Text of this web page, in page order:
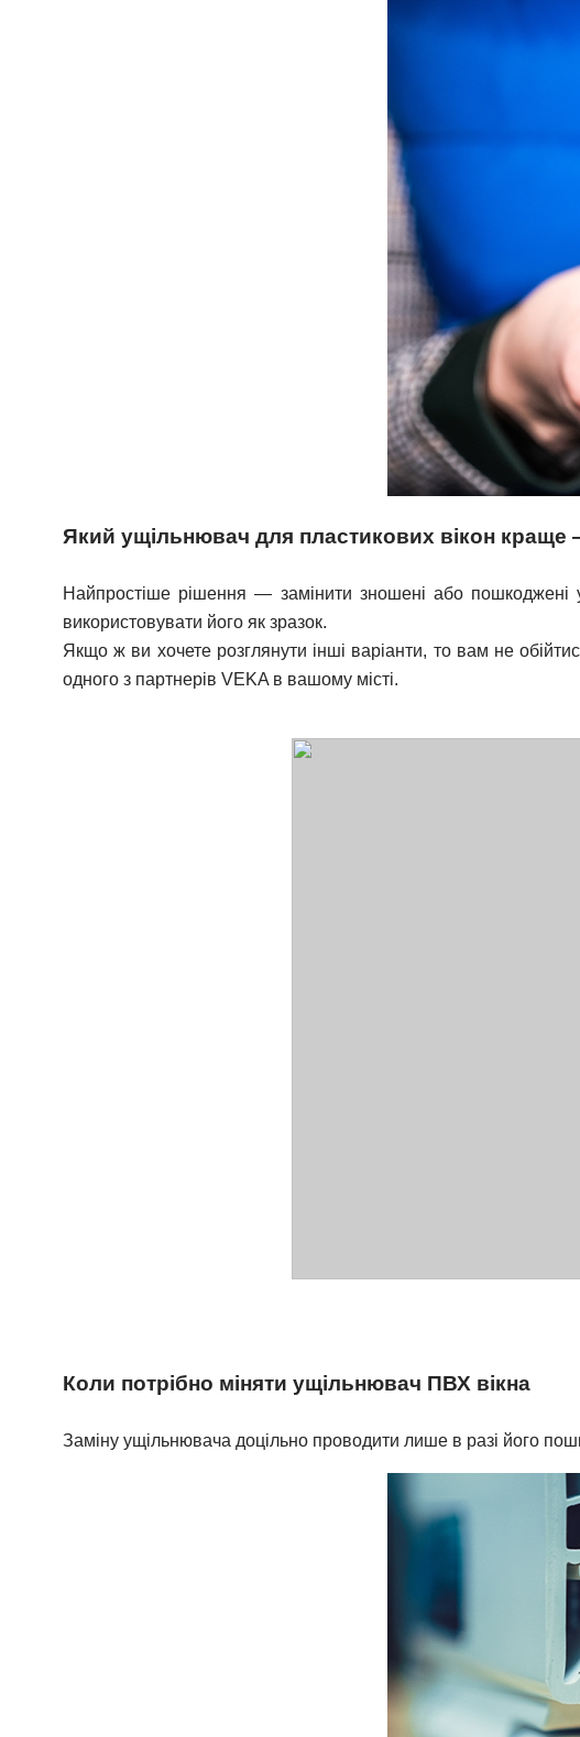
Який ущільнювач для пластикових вікон краще
Найпростіше рішення — замінити зношені або пошкоджені
використовувати його як зразок.
Якщо ж ви хочете розглянути інші варіанти, то вам не
одного з партнерів VEKA в вашому місті.
Коли потрібно міняти ущільнювач ПВХ вікна
Заміну ущільнювача доцільно проводити лише в разі його